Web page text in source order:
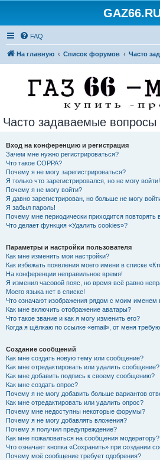
FAQ
На главную Список форумов Часто
Часто задаваемые вопросы
Вход на конференцию и регистрация
Зачем мне нужно регистрироваться?
Что такое COPPA?
Почему я не могу зарегистрироваться?
Я только что зарегистрировался, но не могу войти!
Почему я не могу войти?
Я давно зарегистрирован, но больше не могу
Я забыл пароль!
Почему мне периодически приходится повторять
Что делает функция «Удалить cookies»?
Параметры и настройки пользователя
Как мне изменить мои настройки?
Как избежать появления моего имени в списке
На конференции неправильное время!
Я изменил часовой пояс, но время всё равно
Моего языка нет в списке!
Что означают изображения рядом с моим именем
Как мне включить отображение аватары?
Что такое звание и как я могу изменить его?
Когда я щёлкаю по ссылке «email», от меня
Создание сообщений
Как мне создать новую тему или сообщение?
Как мне отредактировать или удалить сообщение?
Как мне добавить подпись к своему сообщению?
Как мне создать опрос?
Почему я не могу добавить больше вариантов
Как мне отредактировать или удалить опрос?
Почему мне недоступны некоторые форумы?
Почему я не могу добавлять вложения?
Почему я получил предупреждение?
Как мне пожаловаться на сообщения модератору?
Что означает кнопка «Сохранить» при создании
Почему моё сообщение требует одобрения?